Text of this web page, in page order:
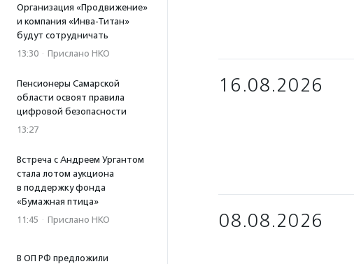
Организация «Продвижение»
и компания «Инва-Титан»
будут сотрудничать
13:30 · Прислано НКО
Пенсионеры Самарской
области освоят правила
цифровой безопасности
13:27
Встреча с Андреем Ургантом
стала лотом аукциона
в поддержку фонда
«Бумажная птица»
11:45 · Прислано НКО
В ОП РФ предложили
16.08.2026
08.08.2026